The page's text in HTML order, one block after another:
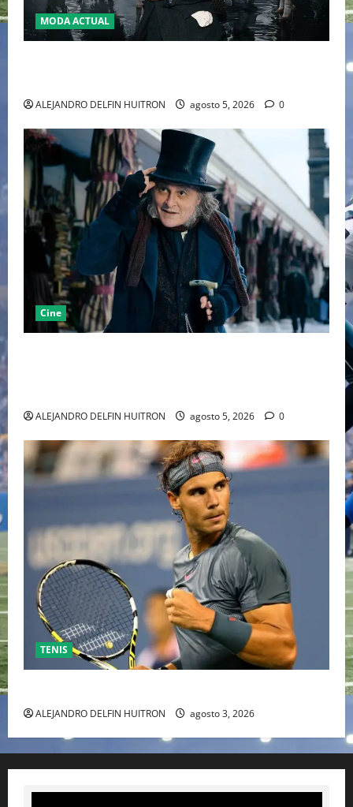
MODA ACTUAL
ALEJANDRO DELFIN HUITRON agosto 5, 2026 0
Cine
ALEJANDRO DELFIN HUITRON agosto 5, 2026 0
TENIS
ALEJANDRO DELFIN HUITRON agosto 3, 2026